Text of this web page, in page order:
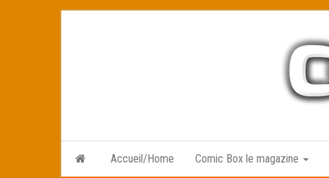
Accueil/Home Comic Box le magazine